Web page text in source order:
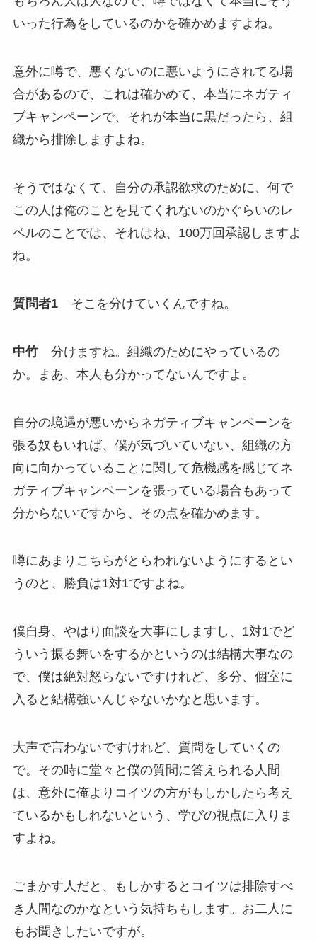
いった行為をしているのかを確かめますよね。
意外に噂で、悪くないのに悪いようにされてる場
合があるので、これは確かめて、本当にネガティ
ブキャンペーンで、それが本当に黒だったら、組
織から排除しますよね。
そうではなくて、自分の承認欲求のために、何で
この人は俺のことを見てくれないのかぐらいのレ
ベルのことでは、それはね、100万回承認しますよ
ね。
質問者1そこを分けていくんですね。
中竹分けますね。組織のためにやっているの
か。まあ、本人も分かってないんですよ。
自分の境遇が悪いからネガティブキャンペーンを
張る奴もいれば、僕が気づいていない、組織の方
向に向かっていることに関して危機感を感じてネ
ガティブキャンペーンを張っている場合もあって
分からないですから、その点を確かめます。
噂にあまりこちらがとらわれないようにするとい
うのと、勝負は1対1ですよね。
僕自身、やはり面談を大事にしますし、1対1でど
ういう振る舞いをするかというのは結構大事なの
で、僕は絶対怒らないですけれど、多分、個室に
入ると結構強いんじゃないかなと思います。
大声で言わないですけれど、質問をしていくの
で。その時に堂々と僕の質問に答えられる人間
は、意外に俺よりコイツの方がもしかしたら考え
ているかもしれないという、学びの視点に入りま
すよね。
ごまかす人だと、もしかするとコイツは排除すべ
き人間なのかなという気持ちもします。お二人に
もお聞きしたいですが。